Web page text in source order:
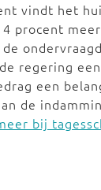
vindt het
procent
regering
een
de
bij